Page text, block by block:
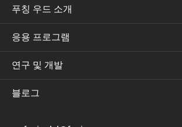
푸칭 우드 소개
응용 프로그램
연구 및 개발
블로그